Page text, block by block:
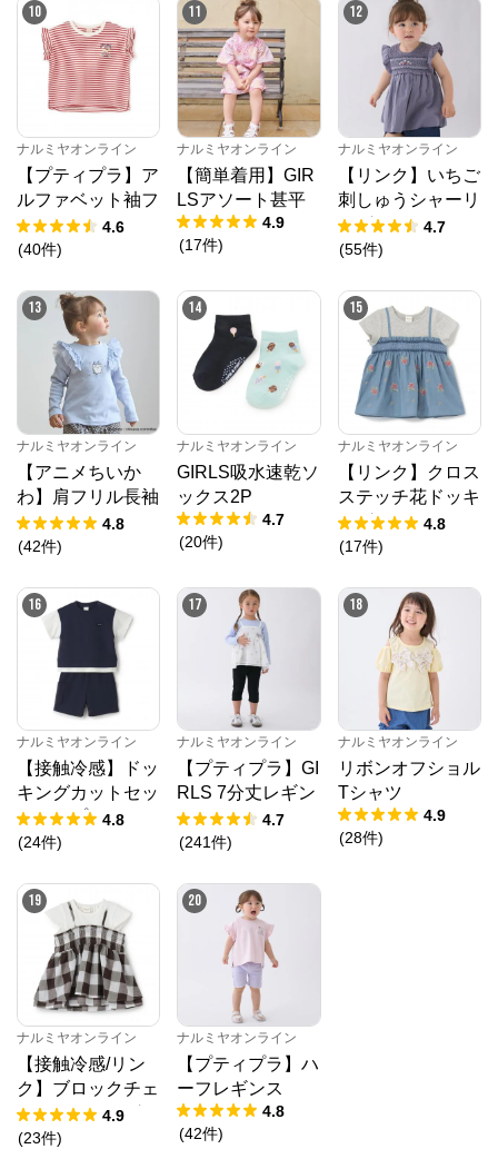
10
ナルミヤオンライン
【プティプラ】ア
ルファベット袖フ
リルTシャツ
4.6
(40件)
11
ナルミヤオンライン
【簡単着用】GIR
LSアソート甚平
4.9
(17件)
12
ナルミヤオンライン
【リンク】いちご
刺しゅうシャーリ
ングチュニック
4.7
(55件)
13
ナルミヤオンライン
【アニメちいか
わ】肩フリル長袖
Tシャツ
4.8
(42件)
14
ナルミヤオンライン
GIRLS吸水速乾ソ
ックス2P
4.7
(20件)
15
ナルミヤオンライン
【リンク】クロス
ステッチ花ドッキ
ングTシャツ
4.8
(17件)
16
ナルミヤオンライン
【接触冷感】ドッ
キングカットセッ
トアップ
4.8
(24件)
17
ナルミヤオンライン
【プティプラ】GI
RLS 7分丈レギン
ス
4.7
(241件)
18
ナルミヤオンライン
リボンオフショル
Tシャツ
4.9
(28件)
19
ナルミヤオンライン
【接触冷感/リン
ク】ブロックチェ
ックドッキングT
シャツ
4.9
(23件)
20
ナルミヤオンライン
【プティプラ】ハ
ーフレギンス
4.8
(42件)